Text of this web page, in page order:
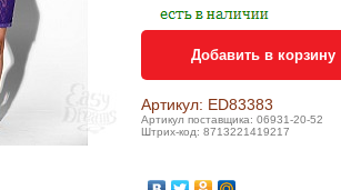
Добавить в корзину
Артикул: ED83383
Артикул поставщика: 06931-20-52
Штрих-код: 8713221419217